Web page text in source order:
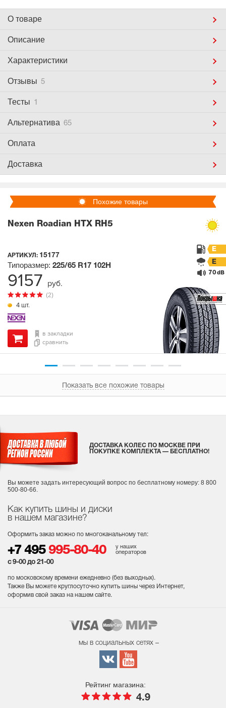
О товаре
Описание
Характеристики
Отзывы 5
Тесты 1
Альтернатива 65
Оплата
Доставка
Похожие товары
Nexen Roadian HTX RH5
АРТИКУЛ: 15177
4 шт.
(2)
Типоразмер: 225/65 R17 102H
E
E
70 dB
в закладки
сравнить
9157 руб.
Показать все похожие товары
Как купить шины и диски
в нашем магазине?
Оформить заказ можно по многоканальному тел:
+7 495 995-80-40
у наших
операторов
с 9-00 до 21-00
по московскому времени ежедневно (без выходных).
Также Вы можете круглосуточно купить шины через Интернет,
оформив свой заказ на нашем сайте.
ДОСТАВКА КОЛЕС ПО МОСКВЕ ПРИ
ПОКУПКЕ КОМПЛЕКТА — БЕСПЛАТНО!
Вы можете задать интересующий вопрос по бесплатному номеру: 8 800
500-80-66.
мы в социальных сетях –
Рейтинг магазина:
4.9